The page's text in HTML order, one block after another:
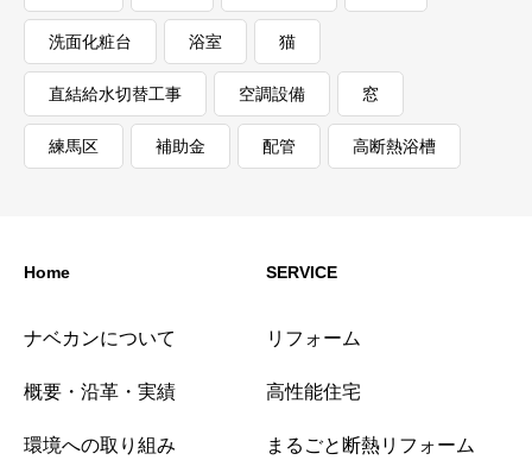
洗面化粧台 浴室 猫
直結給水切替工事 空調設備 窓
練馬区 補助金 配管 高断熱浴槽
Home
ナベカンについて
概要・沿革・実績
環境への取り組み
SERVICE
リフォーム
高性能住宅
まるごと断熱リフォーム